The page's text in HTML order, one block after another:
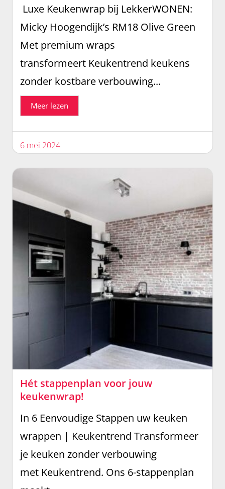
6 mei 2024
Luxe Keukenwrap bij LekkerWONEN:
Micky Hoogendijk’s RM18 Olive Green
Met premium wraps
transformeert Keukentrend keukens
zonder kostbare verbouwing...
Meer lezen
Hét stappenplan voor jouw
keukenwrap!
In 6 Eenvoudige Stappen uw keuken
wrappen | Keukentrend Transformeer
je keuken zonder verbouwing
met Keukentrend. Ons 6-stappenplan